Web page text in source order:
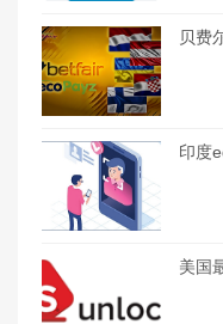
贝费
印度
美国